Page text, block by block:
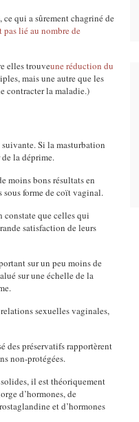
qui a sûrement chagriné de
pas lié au nombre de
elles trouveune réduction du
mais une autre que les
contracter la maladie.)
Si la masturbation
la déprime.
moins bons résultats en
sous forme de coït vaginal.
constate que celles qui
satisfaction de leurs
sur un peu moins de
sur une échelle de la
sexuelles vaginales,
des préservatifs rapportèrent
non-protégées.
il est théoriquement
d’hormones, de
et d’hormones